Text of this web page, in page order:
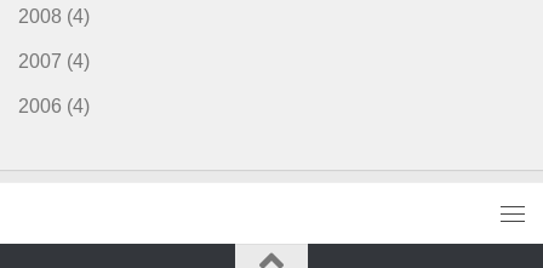
2008 (4)
2007 (4)
2006 (4)